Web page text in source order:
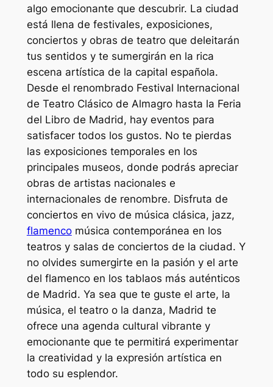
algo emocionante que descubrir. La ciudad
está llena de festivales, exposiciones,
conciertos y obras de teatro que deleitarán
tus sentidos y te sumergirán en la rica
escena artística de la capital española.
Desde el renombrado Festival Internacional
de Teatro Clásico de Almagro hasta la Feria
del Libro de Madrid, hay eventos para
satisfacer todos los gustos. No te pierdas
las exposiciones temporales en los
principales museos, donde podrás apreciar
obras de artistas nacionales e
internacionales de renombre. Disfruta de
conciertos en vivo de música clásica, jazz,
flamencomúsica contemporánea en los
teatros y salas de conciertos de la ciudad. Y
no olvides sumergirte en la pasión y el arte
del flamenco en los tablaos más auténticos
de Madrid. Ya sea que te guste el arte, la
música, el teatro o la danza, Madrid te
ofrece una agenda cultural vibrante y
emocionante que te permitirá experimentar
la creatividad y la expresión artística en
todo su esplendor.